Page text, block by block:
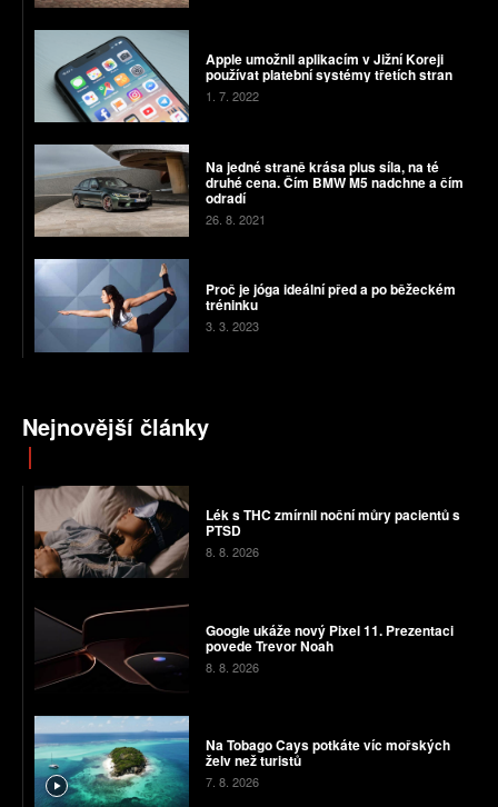
Apple umožnil aplikacím v Jižní Koreji
používat platební systémy třetích stran
1. 7. 2022
Na jedné straně krása plus síla, na té
druhé cena. Čím BMW M5 nadchne a čím
odradí
26. 8. 2021
Proč je jóga ideální před a po běžeckém
tréninku
3. 3. 2023
Nejnovější články
Lék s THC zmírnil noční můry pacientů s
PTSD
8. 8. 2026
Google ukáže nový Pixel 11. Prezentaci
povede Trevor Noah
8. 8. 2026
Na Tobago Cays potkáte víc mořských
želv než turistů
7. 8. 2026